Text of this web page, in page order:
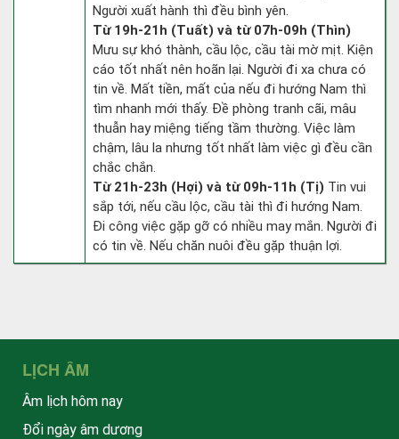
Người xuất hành thì đều bình yên.
Từ 19h-21h (Tuất) và từ 07h-09h (Thìn)
Mưu sự khó thành, cầu lộc, cầu tài mờ mịt. Kiện
cáo tốt nhất nên hoãn lại. Người đi xa chưa có
tin về. Mất tiền, mất của nếu đi hướng Nam thì
tìm nhanh mới thấy. Đề phòng tranh cãi, mâu
thuẫn hay miệng tiếng tầm thường. Việc làm
chậm, lâu la nhưng tốt nhất làm việc gì đều cần
chắc chắn.
Từ 21h-23h (Hợi) và từ 09h-11h (Tị) Tin vui
sắp tới, nếu cầu lộc, cầu tài thì đi hướng Nam.
Đi công việc gặp gỡ có nhiều may mắn. Người đi
có tin về. Nếu chăn nuôi đều gặp thuận lợi.
LỊCH ÂM
Âm lịch hôm nay
Đổi ngày âm dương